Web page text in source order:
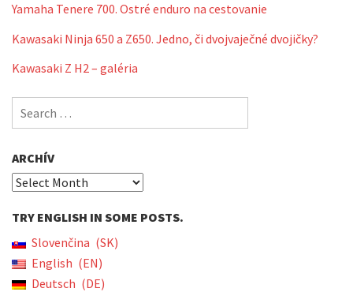
Yamaha Tenere 700. Ostré enduro na cestovanie
Kawasaki Ninja 650 a Z650. Jedno, či dvojvaječné dvojičky?
Kawasaki Z H2 – galéria
Search
for:
ARCHÍV
Archív
TRY ENGLISH IN SOME POSTS.
Slovenčina
SK
English
EN
Deutsch
DE